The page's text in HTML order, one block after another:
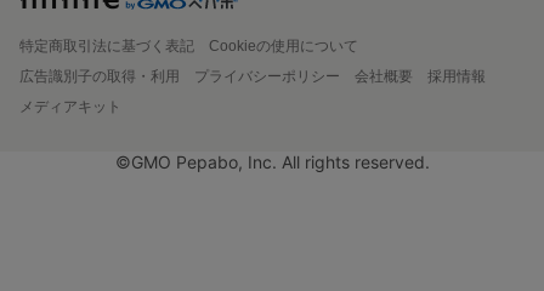
特定商取引法に基づく表記
Cookieの使用について
広告識別子の取得・利用
プライバシーポリシー 会社概要
採用情報
メディアキット
©GMO Pepabo, Inc. All rights reserved.